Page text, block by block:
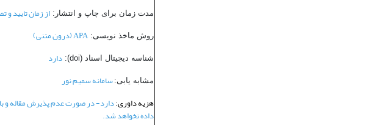
مدت زمان برای چاپ و انتشار: از زمان تایید و
روش ماخذ نویسی: APA (درون متنی)
شناسه دیجیتال اسناد (doi): دارد
مشابه یابی: سامانه سمیم نور
هزیه داوری:دارد- در صورت عدم پذیرش مقاله و
داده نخواهد شد.